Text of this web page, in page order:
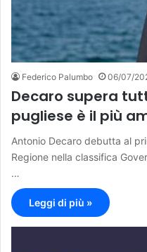
Federico Palumbo 06/07/
Decaro supera
pugliese è il più
Antonio Decaro debutta al
Regione nella classifica
…
Leggi di più »